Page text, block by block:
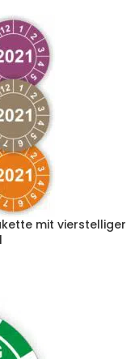
mit vierstelliger